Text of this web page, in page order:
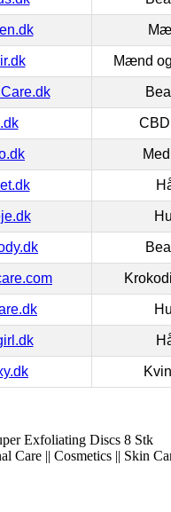
Mænd
Exfoliating Discs 8 Stk
Care || Cosmetics || Skin